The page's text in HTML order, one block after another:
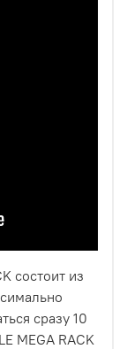
состоит из
сразу 10
MEGA RACK